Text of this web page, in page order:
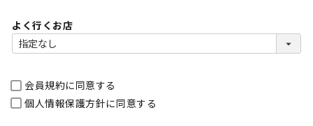
よく行くお店
会員規約に同意する
個人情報保護方針に同意する